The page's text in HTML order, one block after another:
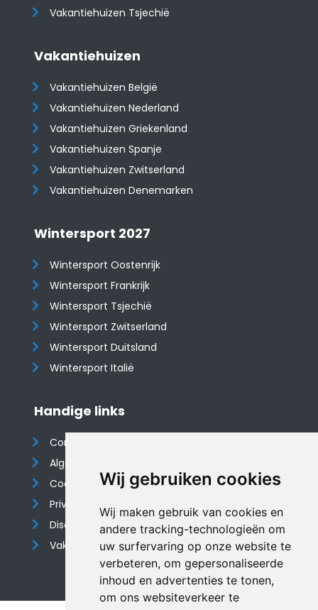
Wij gebruiken cookies
Wij maken gebruik van cookies en
andere tracking-technologieën om
uw surfervaring op onze website te
verbeteren, om gepersonaliseerde
inhoud en advertenties te tonen,
om ons websiteverkeer te
Vakantiehuizen Tsjechië
Vakantiehuizen
Vakantiehuizen België
Vakantiehuizen Nederland
Vakantiehuizen Griekenland
Vakantiehuizen Spanje
​​​​​​​Vakantiehuizen Zwitserland
Vakantiehuizen Denemarken
Wintersport 2027
Wintersport Oostenrijk
Wintersport Frankrijk
Wintersport Tsjechië
Wintersport Zwitserland
Wintersport Duitsland
Wintersport Italië
Handige links
Contact
Algemene voorwaarden
Cookieverklaring
Privacyverklaring
Disclaimer
Vakantiehuis website